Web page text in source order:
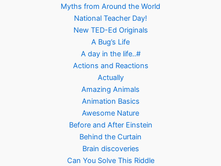
Myths from Around the World
National Teacher Day!
New TED-Ed Originals
A Bug’s Life
A day in the life..#
Actions and Reactions
Actually
Amazing Animals
Animation Basics
Awesome Nature
Before and After Einstein
Behind the Curtain
Brain discoveries
Can You Solve This Riddle